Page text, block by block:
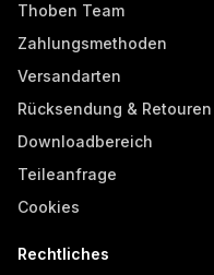
Thoben Team
Zahlungsmethoden
Versandarten
Rücksendung & Retouren
Downloadbereich
Teileanfrage
Cookies
Rechtliches